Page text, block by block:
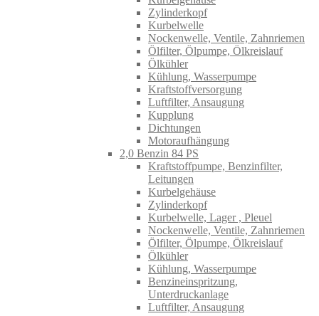
Zylinderkopf
Kurbelwelle
Nockenwelle, Ventile, Zahnriemen
Ölfilter, Ölpumpe, Ölkreislauf
Ölkühler
Kühlung, Wasserpumpe
Kraftstoffversorgung
Luftfilter, Ansaugung
Kupplung
Dichtungen
Motoraufhängung
2,0 Benzin 84 PS
Kraftstoffpumpe, Benzinfilter,
Leitungen
Kurbelgehäuse
Zylinderkopf
Kurbelwelle, Lager , Pleuel
Nockenwelle, Ventile, Zahnriemen
Ölfilter, Ölpumpe, Ölkreislauf
Ölkühler
Kühlung, Wasserpumpe
Benzineinspritzung,
Unterdruckanlage
Luftfilter, Ansaugung